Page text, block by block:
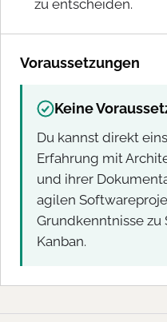
zu entscheiden.
Voraussetzungen
Keine
Du kannst direkt
Erfahrung mit
und ihrer
agilen
Grundkenntnisse zu
Kanban.